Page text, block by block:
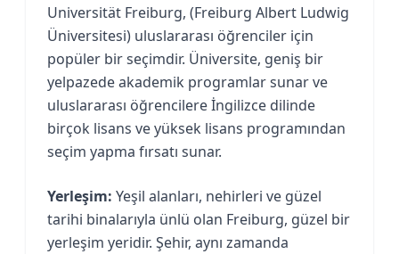
Universität Freiburg, (Freiburg Albert Ludwig
Üniversitesi) uluslararası öğrenciler için
popüler bir seçimdir. Üniversite, geniş bir
yelpazede akademik programlar sunar ve
uluslararası öğrencilere İngilizce dilinde
birçok lisans ve yüksek lisans programından
seçim yapma fırsatı sunar.
Yerleşim: Yeşil alanları, nehirleri ve güzel
tarihi binalarıyla ünlü olan Freiburg, güzel bir
yerleşim yeridir. Şehir, aynı zamanda